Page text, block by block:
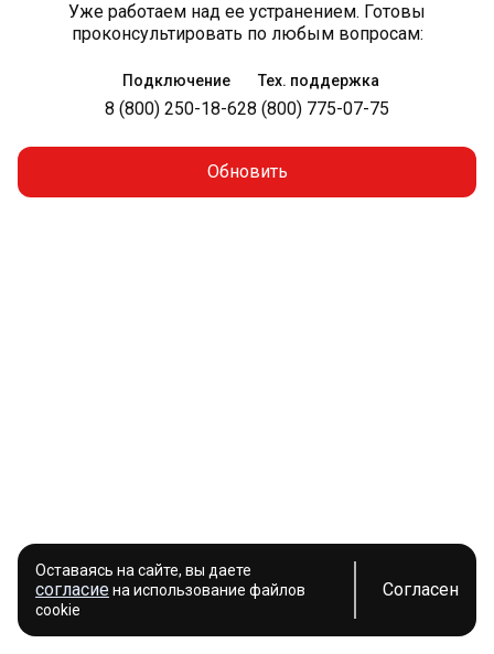
Уже работаем над ее устранением. Готовы
проконсультировать по любым вопросам:
Подключение
8 (800) 250-18-62
Тех. поддержка
8 (800) 775-07-75
Обновить
Оставаясь на сайте, вы даете
согласиена использование файлов
cookie
Согласен